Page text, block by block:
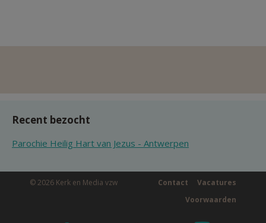
Recent bezocht
Parochie Heilig Hart van Jezus - Antwerpen
© 2026 Kerk en Media vzw Vacatures
Contact
Voorwaarden